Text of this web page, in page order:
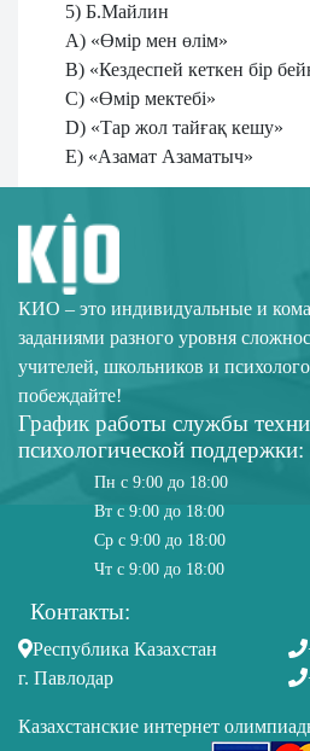
5) Б.Майлин
A) «Өмір мен өлім»
B) «Кездеспей кеткен бір
C) «Өмір мектебі»
D) «Тар жол тайғақ кешу»
E) «Азамат Азаматыч»
КИО – это индивидуальные и
заданиями разного уровня
учителей, школьников и
побеждайте!
График работы службы
психологической поддержки:
Пн с 9:00 до 18:00
Вт с 9:00 до 18:00
Ср с 9:00 до 18:00
Чт с 9:00 до 18:00
Контакты:
Республика Казахстан
г. Павлодар
Казахстанские интернет